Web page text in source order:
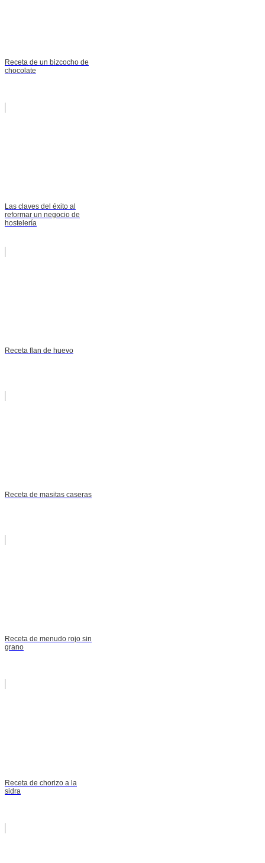
Receta de un bizcocho de
chocolate
Las claves del éxito al
reformar un negocio de
hostelería
Receta flan de huevo
Receta de masitas caseras
Receta de menudo rojo sin
grano
Receta de chorizo a la
sidra